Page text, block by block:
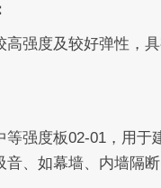
强度及较好弹性，具
强度板02-01，用于
、如幕墙、内墙隔断